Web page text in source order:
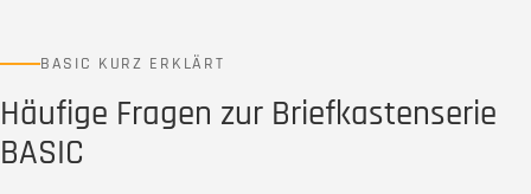
BASIC KURZ ERKLÄRT
Häufige Fragen zur Briefkastenserie
BASIC